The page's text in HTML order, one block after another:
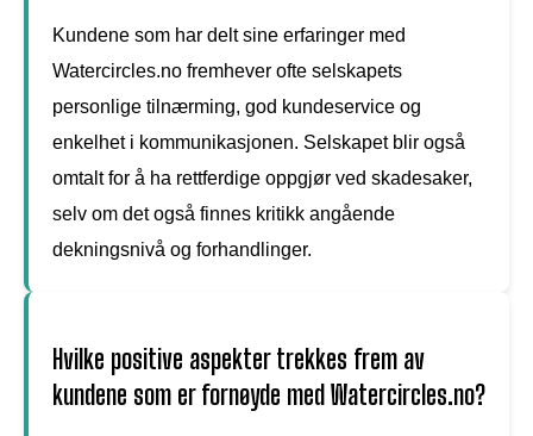
Kundene som har delt sine erfaringer med
Watercircles.no fremhever ofte selskapets
personlige tilnærming, god kundeservice og
enkelhet i kommunikasjonen. Selskapet blir også
omtalt for å ha rettferdige oppgjør ved skadesaker,
selv om det også finnes kritikk angående
dekningsnivå og forhandlinger.
Hvilke positive aspekter trekkes frem av
kundene som er fornøyde med Watercircles.no?